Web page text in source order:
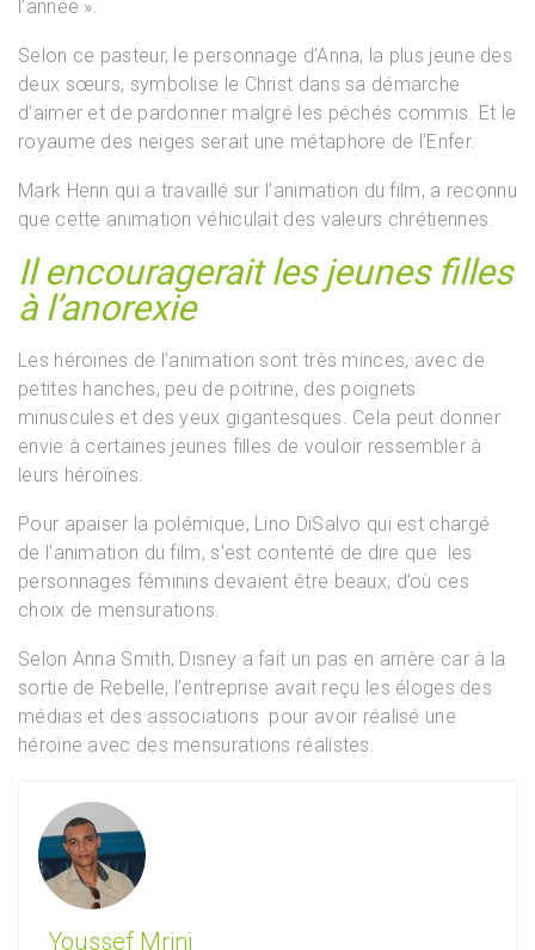
l’année ».
Selon ce pasteur, le personnage d’Anna, la plus jeune des
deux sœurs, symbolise le Christ dans sa démarche
d’aimer et de pardonner malgré les péchés commis. Et le
royaume des neiges serait une métaphore de l’Enfer.
Mark Henn qui a travaillé sur l’animation du film, a reconnu
que cette animation véhiculait des valeurs chrétiennes.
Il encouragerait les jeunes filles
à l’anorexie
Les héroïnes de l’animation sont très minces, avec de
petites hanches, peu de poitrine, des poignets
minuscules et des yeux gigantesques. Cela peut donner
envie à certaines jeunes filles de vouloir ressembler à
leurs héroïnes.
Pour apaiser la polémique, Lino DiSalvo qui est chargé
de l’animation du film, s’est contenté de dire que les
personnages féminins devaient être beaux, d’où ces
choix de mensurations.
Selon Anna Smith, Disney a fait un pas en arrière car à la
sortie de Rebelle, l’entreprise avait reçu les éloges des
médias et des associations pour avoir réalisé une
héroïne avec des mensurations réalistes.
Youssef Mrini